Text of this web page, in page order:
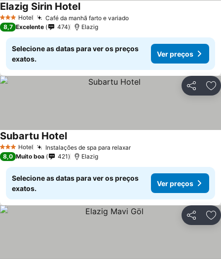
3 EstrelasHotel Café da manhã farto e variadoVer preços
Elazig Sirin HotelVer preços
8,7 Excelente 474 Elazig
Selecione as datas para ver os preços
exatos.
Ver preços
Partilhar
3 EstrelasHotel Instalações de spa para relaxarVer preços
Subartu HotelVer preços
8,0 Muito boa 421 Elazig
Selecione as datas para ver os preços
exatos.
Ver preços
Partilhar